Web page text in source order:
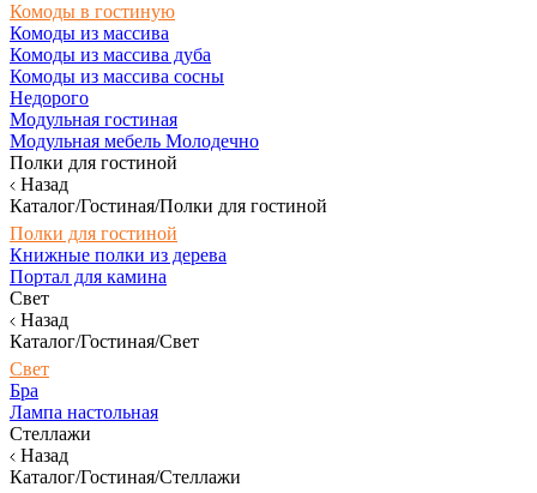
Комоды в гостиную
Комоды из массива
Комоды из массива дуба
Комоды из массива сосны
Недорого
Модульная гостиная
Модульная мебель Молодечно
Полки для гостиной
Назад
Каталог/Гостиная/Полки для гостиной
Полки для гостиной
Книжные полки из дерева
Портал для камина
Свет
Назад
Каталог/Гостиная/Свет
Свет
Бра
Лампа настольная
Стеллажи
Назад
Каталог/Гостиная/Стеллажи